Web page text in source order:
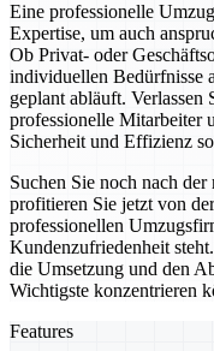
Eine professionelle
Expertise, um auch
Ob Privat- oder
individuellen Bedürfnisse
geplant abläuft. Verlassen
professionelle Mitarbeiter
Sicherheit und Effizienz
Suchen Sie noch nach
profitieren Sie jetzt von
professionellen
Kundenzufriedenheit
die Umsetzung und den
Wichtigste konzentrieren
Features